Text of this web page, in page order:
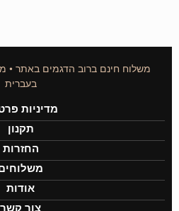
משלוח חינם ברוב הדגמים באתר •
בעברית
מדיניות
תקנון
החזרות
אודות
צור קשר